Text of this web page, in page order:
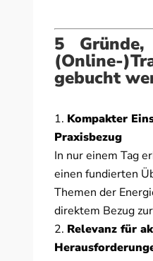
5
(Online-
gebucht
Kompakter
Praxisbezug
In nur einem Tag
einen fundierten
Themen der
direktem Bezug
Relevanz für